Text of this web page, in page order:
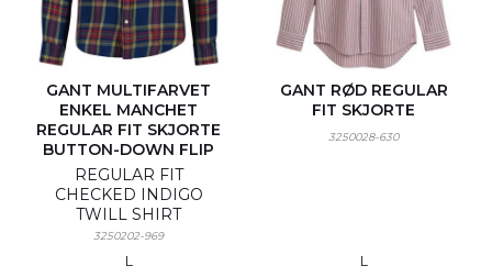
GANT MULTIFARVET
ENKEL MANCHET
REGULAR FIT SKJORTE
BUTTON-DOWN FLIP
REGULAR FIT
CHECKED INDIGO
TWILL SHIRT
3250202-969
L
GANT RØD REGULAR
FIT SKJORTE
3250028-630
L